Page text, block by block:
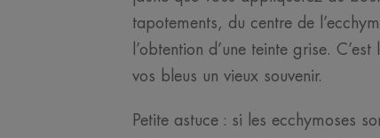
tapotements, du centre de
l’obtention d’une teinte grise.
vos bleus un vieux souvenir.
Petite astuce : si les ecchymoses